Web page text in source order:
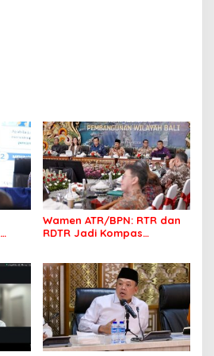
Wamen ATR/BPN: RTR dan
RDTR Jadi Kompas